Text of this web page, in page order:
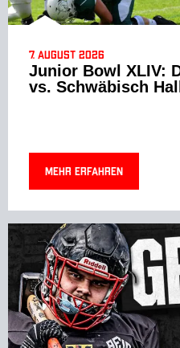
7. August 2026
Junior Bowl XLIV:
vs. Schwäbisch
Mehr erfahren